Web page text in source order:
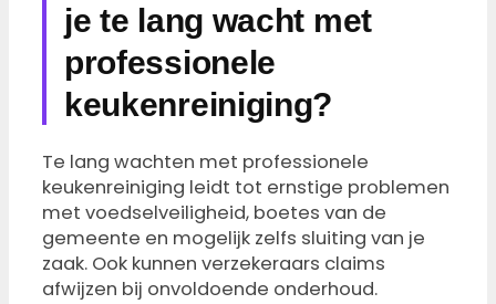
je te lang wacht met
professionele
keukenreiniging?
Te lang wachten met professionele
keukenreiniging leidt tot ernstige problemen
met voedselveiligheid, boetes van de
gemeente en mogelijk zelfs sluiting van je
zaak. Ook kunnen verzekeraars claims
afwijzen bij onvoldoende onderhoud.